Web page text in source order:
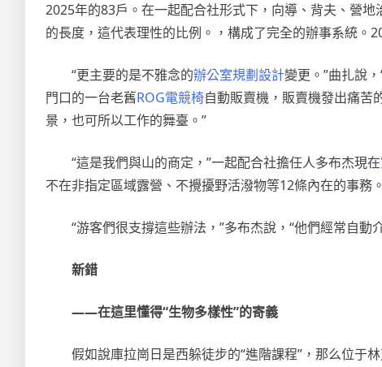
2025年的83戶。在一起配合社形式下，向導、背夫、營
的長度，這代表理性的比例。，構成了完全的辦事系統。
“更主要的是不雅念的辦公室規劃設計變更。”曲扎說
門口的一台老舊ROG電競椅自動販賣機，販賣機發出痛苦
景，也可所以工作的舞臺。”
“這是我們與山的商定，”一起配合社擔任人多布杰現在
不在非指定區域露營、不攪擾野活潑物等12條內在的事務
“游客們很支撐這些辦法，”多布杰說，“他們經常自
新錯
——在這里懂得“生物多樣性”的寄義
假如說庫拉崗日是西躲徒步的“進階課程”，那么位于